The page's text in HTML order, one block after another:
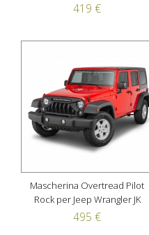
419 €
Mascherina Overtread Pilot
Rock per Jeep Wrangler JK
495 €